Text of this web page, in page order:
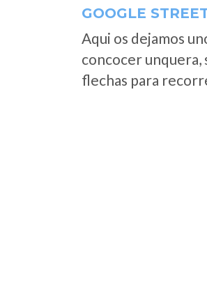
GOOGLE
Aqui os dejamos
concocer unquera,
flechas para